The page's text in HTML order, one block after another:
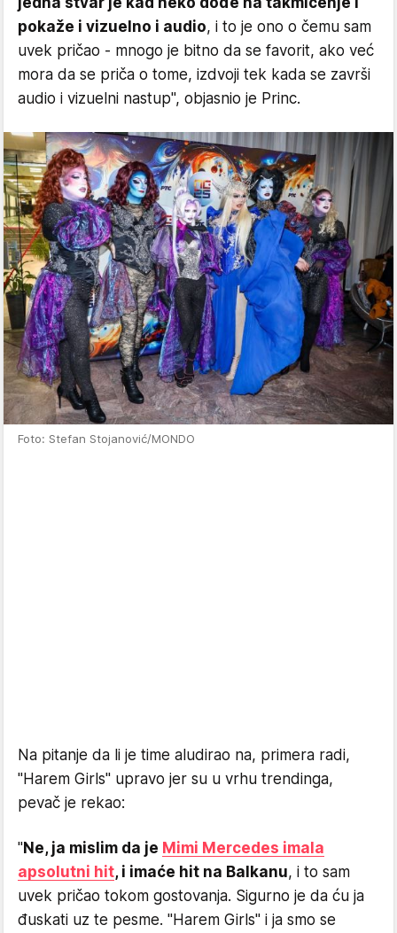
pokaže i vizuelno i audio, i to je ono o čemu sam
uvek pričao - mnogo je bitno da se favorit, ako već
mora da se priča o tome, izdvoji tek kada se završi
audio i vizuelni nastup", objasnio je Princ.
Foto: Stefan Stojanović/MONDO
Na pitanje da li je time aludirao na, primera radi,
"Harem Girls" upravo jer su u vrhu trendinga,
pevač je rekao:
"Ne, ja mislim da je Mimi Mercedes imala
apsolutni hit, i imaće hit na Balkanu, i to sam
uvek pričao tokom gostovanja. Sigurno je da ću ja
đuskati uz te pesme. "Harem Girls" i ja smo se